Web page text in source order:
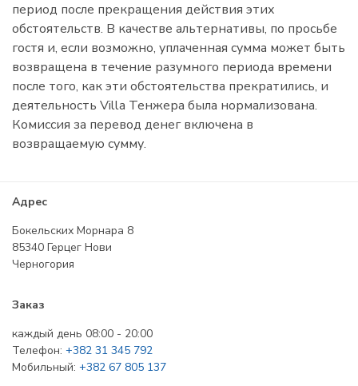
период после прекращения действия этих
обстоятельств. В качестве альтернативы, по просьбе
гостя и, если возможно, уплаченная сумма может быть
возвращена в течение разумного периода времени
после того, как эти обстоятельства прекратились, и
деятельность Villa Тенжера была нормализована.
Комиссия за перевод денег включена в
возвращаемую сумму.
Адрес
Бокельских Морнара 8
85340 Герцег Нови
Черногория
Заказ
каждый день 08:00 - 20:00
Телефон: +382 31 345 792
Мобильный: +382 67 805 137